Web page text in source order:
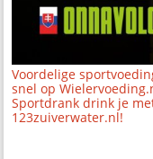
Voordelige
snel op
Sportdrank drink je
123zuiverwater.nl!